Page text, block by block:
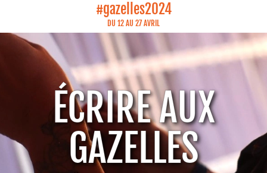
#gazelles2024
DU 12 AU 27 AVRIL
ÉCRIRE AUX
GAZELLES